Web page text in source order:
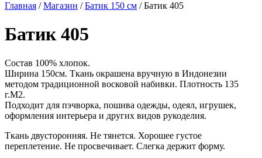
Главная /Магазин /Батик 150 см / Батик 405
Батик 405
Состав 100% хлопок.
Ширина 150см. Ткань окрашена вручную в Индонезии
методом традиционной восковой набивки. Плотность 135
г.М2.
Подходит для пэчворка, пошива одежды, одеял, игрушек,
оформления интерьера и других видов рукоделия.
Ткань двусторонняя. Не тянется. Хорошее густое
переплетение. Не просвечивает. Слегка держит форму.